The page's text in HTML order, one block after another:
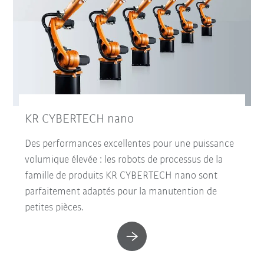
KR CYBERTECH nano
Des performances excellentes pour une puissance
volumique élevée : les robots de processus de la
famille de produits KR CYBERTECH nano sont
parfaitement adaptés pour la manutention de
petites pièces.